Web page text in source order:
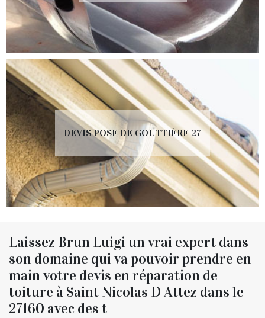
DEVIS POSE DE GOUTTIÈRE 27
Laissez Brun Luigi un vrai expert dans
son domaine qui va pouvoir prendre en
main votre devis en réparation de
toiture à Saint Nicolas D Attez dans le
27160 avec des t